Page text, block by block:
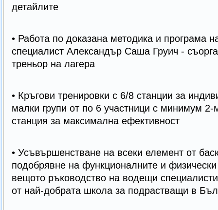
детайлите
• Работа по доказана методика и програма
специалист Александър Саша Груич -
треньор на лагера
• Кръгови тренировки с 6/8 станции за
малки групи от по 6 участници с минимум 2-
станция за максимална ефективност
• Усъвършенстване на всеки елемент от
подобрявне на функционалните и
вещото ръководство на водещи
от най-добрата школа за подрастващи в